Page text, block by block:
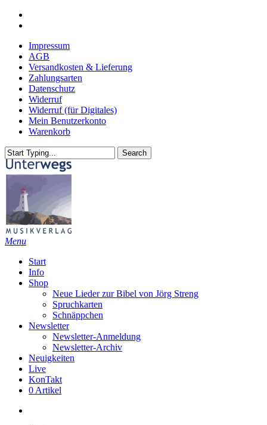
Skip
contentImpressum
AGB
Versandkosten & Lieferung
Zahlungsarten
Datenschutz
Widerruf
Widerruf (für Digitales)
Mein Benutzerkonto
Warenkorb
Search
Close
Search
search
Menu
Start
Info
Shop
Neue Lieder zur Bibel von Jörg Streng
Spruchkarten
Schnäppchen
Newsletter
Newsletter-Anmeldung
Newsletter-Archiv
Neuigkeiten
Live
KonTakt
0 Artikel